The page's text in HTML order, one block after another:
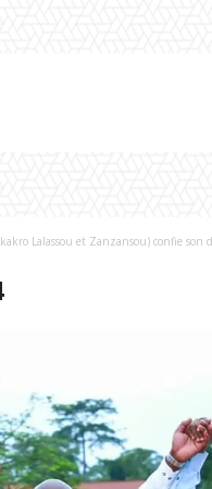
Lalassou et Zanzansou) confie son